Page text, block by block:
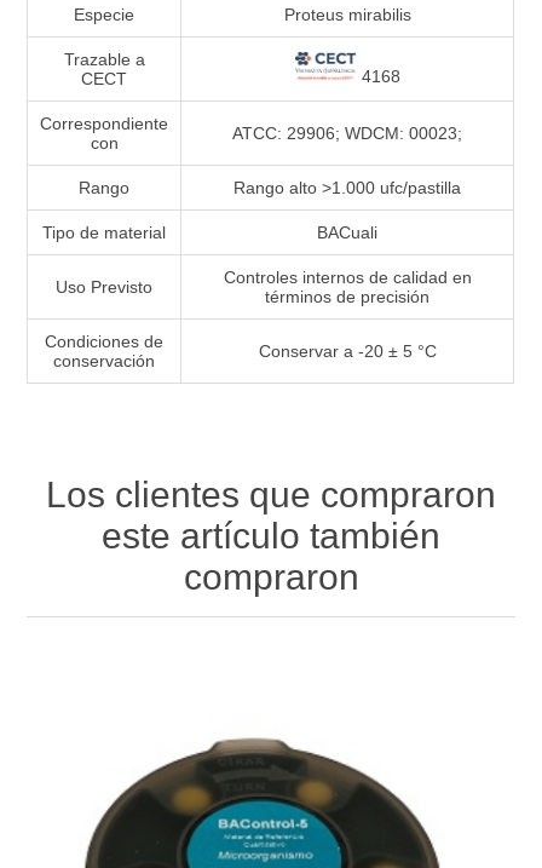
Especie Proteus mirabilis
Trazable a
CECT
4168
Correspondiente
con
ATCC: 29906; WDCM: 00023;
Rango Rango alto >1.000 ufc/pastilla
Tipo de material BACuali
Uso Previsto
Controles internos de calidad en
términos de precisión
Condiciones de
conservación
Conservar a -20 ± 5 °C
Los clientes que compraron
este artículo también
compraron